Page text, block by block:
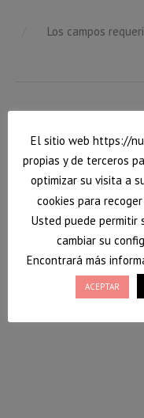
Los campos
Alimentación
filosofías un
El sitio web https://
propias y de terceros
optimizar su visita a
cookies para
Usted puede permitir
cambiar su
Encontrará más
ACEPTAR